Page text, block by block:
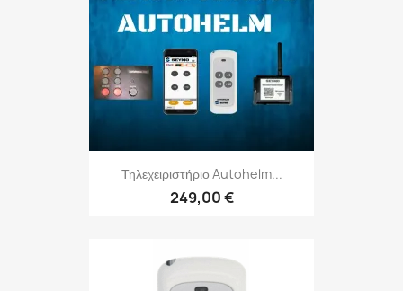
Τηλεχειριστήριο Autohelm...
249,00 €